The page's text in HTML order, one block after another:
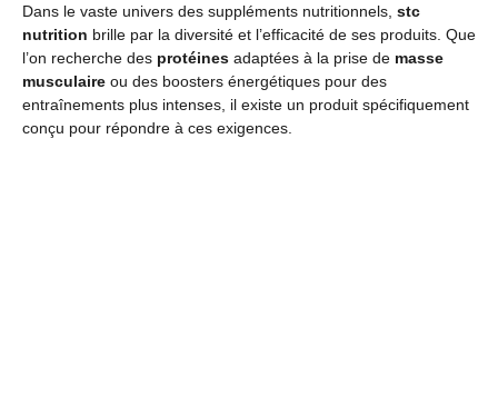
Dans le vaste univers des suppléments nutritionnels, stc
nutrition brille par la diversité et l’efficacité de ses produits. Que
l’on recherche des protéines adaptées à la prise de masse
musculaire ou des boosters énergétiques pour des
entraînements plus intenses, il existe un produit spécifiquement
conçu pour répondre à ces exigences.